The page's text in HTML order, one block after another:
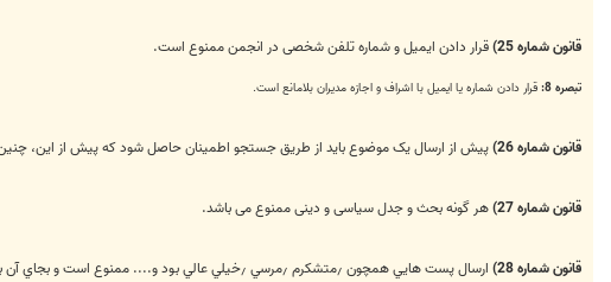
قانون شماره 25) قرار دادن ايميل و ‌شماره تلفن شخصی در انجمن ممنوع است.
تبصره 8: قرار دادن شماره یا ایمیل با اشراف و اجازه مدیران بلامانع است.
قانون شماره 26) پیش از ارسال یک موضوع باید از طریق جستجو اطمینان حاصل شود که پیش از این،
قانون شماره 27) هر گونه بحث و جدل سیاسی و دینی ممنوع می باشد.
قانون شماره 28) ارسال پست هايي همچون ٫‌متشكرم ٫‌مرسي ٫‌خيلي عالي بود و.... ممنوع است و بجاي آن باید از امکان سپاس که در زیر هر ارسال موجود است استفاده شود.